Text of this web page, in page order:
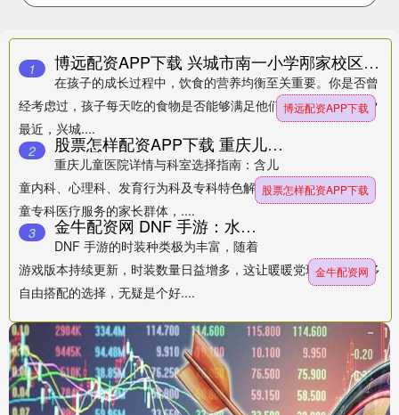
1 博远配资APP下载 兴城市南一小学邴家校区第8周食谱（10月20日
在孩子的成长过程中，饮食的营养均衡至关重要。你是否曾
经考虑过，孩子每天吃的食物是否能够满足他们的生长发育需求？
最近，兴城....
博远配资APP下载
2 股票怎样配资APP下载 重庆儿童医院详情与科室选择指南：含儿童内科、心理科、发育行为科及专科特色解析
重庆儿童医院详情与科室选择指南：含儿
童内科、心理科、发育行为科及专科特色解析 在重庆地区寻求儿
童专科医疗服务的家长群体，....
股票怎样配资APP下载
3 金牛配资网 DNF 手游：水龙光环走红，玩家追捧热度高
DNF 手游的时装种类极为丰富，随着
游戏版本持续更新，时装数量日益增多，这让暖暖党玩家能有更多
自由搭配的选择，无疑是个好....
金牛配资网